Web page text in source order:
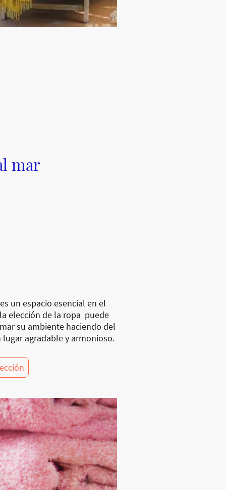
mar
un espacio esencial en el
elección de la ropa puede
su ambiente haciendo del
agradable y armonioso.